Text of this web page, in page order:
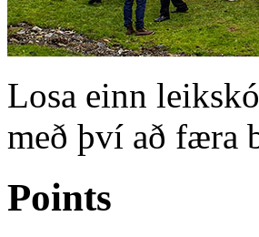
Losa einn
með því að færa
Points